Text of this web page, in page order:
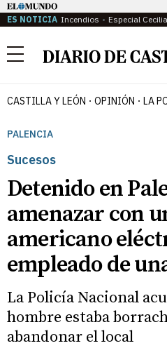
ES NOTICIA Incendios Especial Cecilia
Menú
CASTILLA Y LEÓN OPINIÓN LA
PALENCIA
Sucesos
Detenido en
amenazar con
americano
empleado de
La Policía Nacional
hombre estaba
abandonar el local